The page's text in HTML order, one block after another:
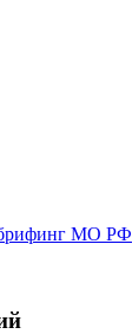
МО РФ